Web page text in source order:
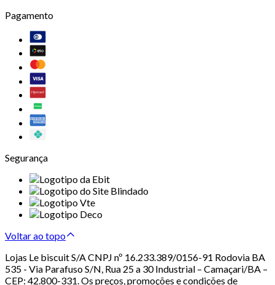
Pagamento
Segurança
Voltar ao topo
Lojas Le biscuit S/A CNPJ nº 16.233.389/0156-91 Rodovia BA
535 - Via Parafuso S/N, Rua 25 a 30 Industrial – Camaçari/BA –
CEP: 42.800-331. Os preços, promoções e condições de